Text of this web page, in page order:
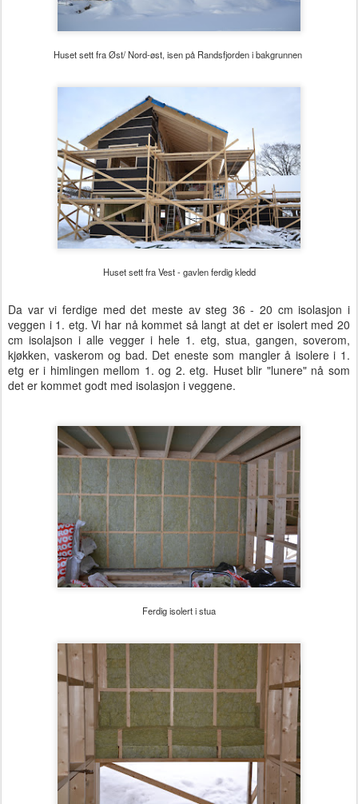
Huset sett fra Øst/ Nord-øst, isen på Randsfjorden i bakgrunnen
Huset sett fra Vest - gavlen ferdig kledd
Da var vi ferdige med det meste av steg 36 - 20 cm isolasjon i
veggen i 1. etg. Vi har nå kommet så langt at det er isolert med 20
cm isolajson i alle vegger i hele 1. etg, stua, gangen, soverom,
kjøkken, vaskerom og bad. Det eneste som mangler å isolere i 1.
etg er i himlingen mellom 1. og 2. etg. Huset blir "lunere" nå som
det er kommet godt med isolasjon i veggene.
Ferdig isolert i stua